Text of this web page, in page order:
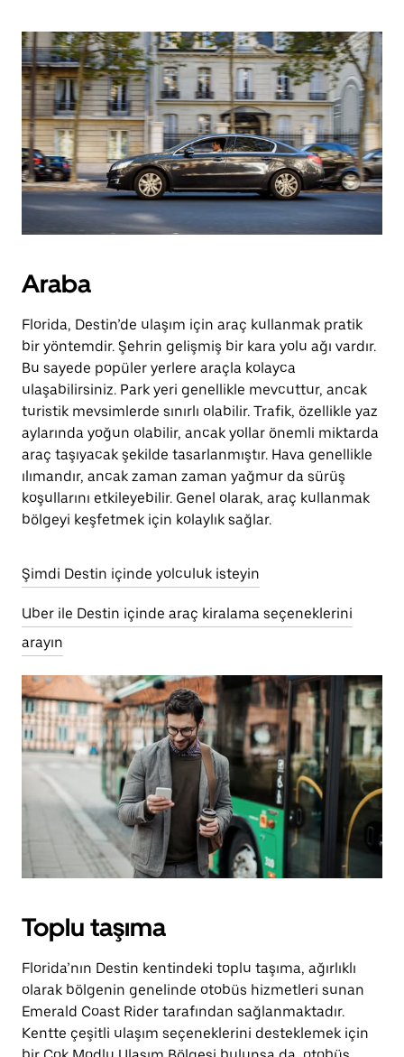
Araba
Florida, Destin’de ulaşım için araç kullanmak pratik
bir yöntemdir. Şehrin gelişmiş bir kara yolu ağı vardır.
Bu sayede popüler yerlere araçla kolayca
ulaşabilirsiniz. Park yeri genellikle mevcuttur, ancak
turistik mevsimlerde sınırlı olabilir. Trafik, özellikle yaz
aylarında yoğun olabilir, ancak yollar önemli miktarda
araç taşıyacak şekilde tasarlanmıştır. Hava genellikle
ılımandır, ancak zaman zaman yağmur da sürüş
koşullarını etkileyebilir. Genel olarak, araç kullanmak
bölgeyi keşfetmek için kolaylık sağlar.
Şimdi Destin içinde yolculuk isteyin
Uber ile Destin içinde araç kiralama seçeneklerini
arayın
Toplu taşıma
Florida’nın Destin kentindeki toplu taşıma, ağırlıklı
olarak bölgenin genelinde otobüs hizmetleri sunan
Emerald Coast Rider tarafından sağlanmaktadır.
Kentte çeşitli ulaşım seçeneklerini desteklemek için